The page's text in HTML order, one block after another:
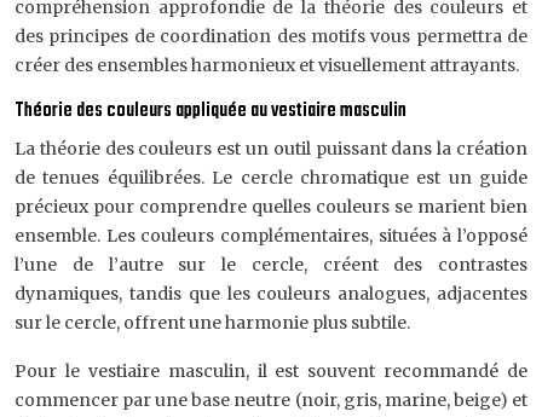
compréhension approfondie de la théorie des couleurs et
des principes de coordination des motifs vous permettra de
créer des ensembles harmonieux et visuellement attrayants.
Théorie des couleurs appliquée au vestiaire masculin
La théorie des couleurs est un outil puissant dans la création
de tenues équilibrées. Le cercle chromatique est un guide
précieux pour comprendre quelles couleurs se marient bien
ensemble. Les couleurs complémentaires, situées à l’opposé
l’une de l’autre sur le cercle, créent des contrastes
dynamiques, tandis que les couleurs analogues, adjacentes
sur le cercle, offrent une harmonie plus subtile.
Pour le vestiaire masculin, il est souvent recommandé de
commencer par une base neutre (noir, gris, marine, beige) et